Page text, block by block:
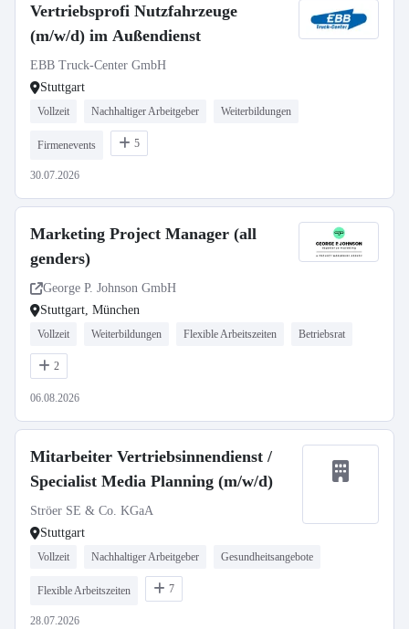
Vertriebsprofi Nutzfahrzeuge
(m/w/d) im Außendienst
EBB Truck-Center GmbH
Stuttgart
Vollzeit Nachhaltiger Arbeitgeber Weiterbildungen
Firmenevents 5
30.07.2026
Marketing Project Manager (all
genders)
George P. Johnson GmbH
Stuttgart, München
Vollzeit Weiterbildungen Flexible Arbeitszeiten Betriebsrat
2
06.08.2026
Mitarbeiter Vertriebsinnendienst /
Specialist Media Planning (m/w/d)
Ströer SE & Co. KGaA
Stuttgart
Vollzeit Nachhaltiger Arbeitgeber Gesundheitsangebote
Flexible Arbeitszeiten 7
28.07.2026